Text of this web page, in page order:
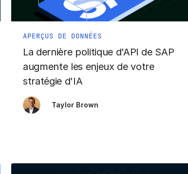
APERÇUS DE DONNÉES
La dernière politique d'API de SAP
augmente les enjeux de votre
stratégie d'IA
Taylor Brown